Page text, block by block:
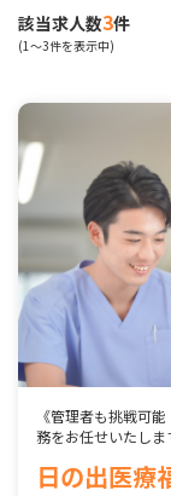
該当求人数3件
(1～3件を表示中)
《管理者も挑戦可
務をお任せいたしま
日の出医